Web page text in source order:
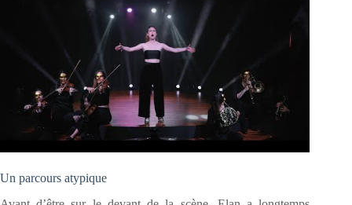
Un parcours atypique